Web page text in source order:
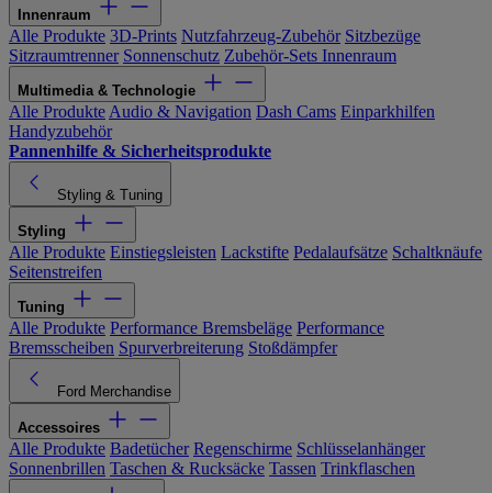
Innenraum
Alle Produkte 3D-Prints Nutzfahrzeug-Zubehör Sitzbezüge
Sitzraumtrenner Sonnenschutz Zubehör-Sets Innenraum
Multimedia & Technologie
Alle Produkte Audio & Navigation Dash Cams Einparkhilfen
Handyzubehör
Pannenhilfe & Sicherheitsprodukte
Styling & Tuning
Styling
Alle Produkte Einstiegsleisten Lackstifte Pedalaufsätze Schaltknäufe
Seitenstreifen
Tuning
Alle Produkte Performance Bremsbeläge Performance
Bremsscheiben Spurverbreiterung Stoßdämpfer
Ford Merchandise
Accessoires
Alle Produkte Badetücher Regenschirme Schlüsselanhänger
Sonnenbrillen Taschen & Rucksäcke Tassen Trinkflaschen